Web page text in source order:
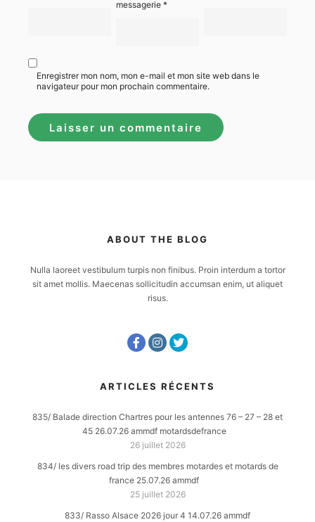
messagerie*
Enregistrer mon nom, mon e-mail et mon site web dans le
navigateur pour mon prochain commentaire.
ABOUT THE BLOG
Nulla laoreet vestibulum turpis non finibus. Proin interdum a tortor
sit amet mollis. Maecenas sollicitudin accumsan enim, ut aliquet
risus.
ARTICLES RÉCENTS
835/ Balade direction Chartres pour les antennes 76 – 27 – 28 et
45 26.07.26 ammdf motardsdefrance
26 juillet 2026
834/ les divers road trip des membres motardes et motards de
france 25.07.26 ammdf
25 juillet 2026
833/ Rasso Alsace 2026 jour 4 14.07.26 ammdf